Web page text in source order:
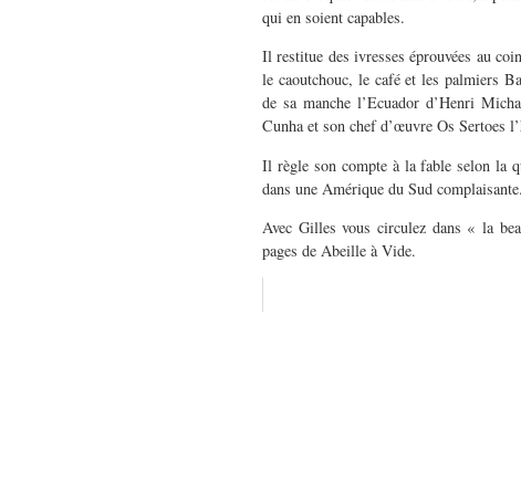
qui en soient capables.
Il restitue des ivresses éprouvées au
le caoutchouc, le café et les palmiers
de sa manche l’Ecuador d’Henri
Cunha et son chef d’œuvre Os Sertoes
Il règle son compte à la fable selon la
dans une Amérique du Sud complaisante.
Avec Gilles vous circulez dans « la
pages de Abeille à Vide.